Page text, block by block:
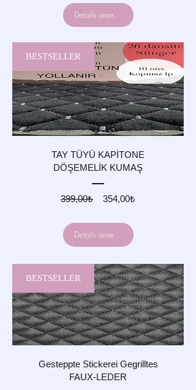
Meter
Details ansehen
BESTSELLER
TAY TÜYÜ KAPİTONE
DÖŞEMELİK KUMAŞ
399,00₺ Standardpreis
354,00₺
Details ansehen
BESTSELLER
Gesteppte Stickerei Gegrilltes
FAUX-LEDER